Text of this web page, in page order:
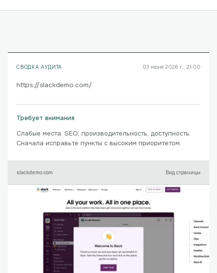
СВОДКА АУДИТА 03 июня 2026 г., 21:00
https://slackdemo.com/
Требует внимания
Слабые места: SEO, производительность, доступность.
Сначала исправьте пункты с высоким приоритетом.
slackdemo.com Вид страницы